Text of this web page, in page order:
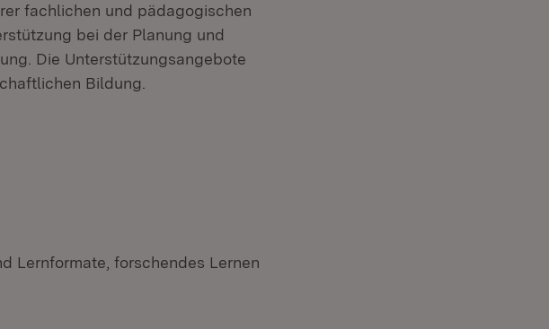
fachlichen und pädagogischen
bei der Planung und
Die Unterstützungsangebote
Bildung.
Lernformate, forschendes Lernen